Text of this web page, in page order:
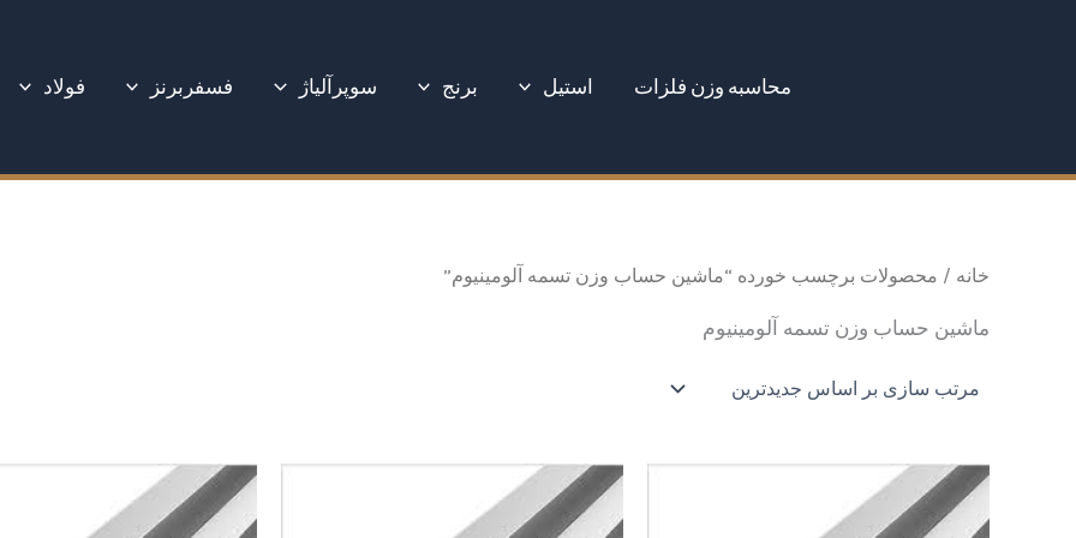
محاسبه وزن فلزات استیل برنج سوپرآلیاژ فسفربرنز فولاد
خانه / محصولات برچسب خورده “ماشین حساب وزن تسمه آلومینیوم”
ماشین حساب وزن تسمه آلومینیوم